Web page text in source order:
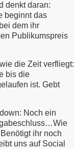
denkt daran:
beginnt das
dem ihr
Publikumspreis
die Zeit verfliegt:
bis die
ist. Gebt
Noch ein
ihr noch
uns auf Social